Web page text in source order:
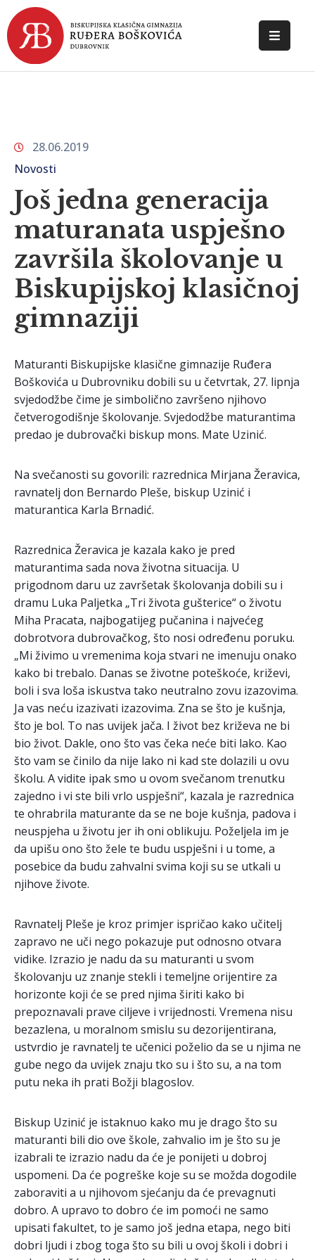
POČETNA
DOKUMENTI
KONTAKT
28.06.2019
Novosti
Još jedna generacija
maturanata uspješno
završila školovanje u
Biskupijskoj klasičnoj
gimnaziji
Maturanti Biskupijske klasične gimnazije Ruđera
Boškovića u Dubrovniku dobili su u četvrtak, 27. lipnja
svjedodžbe čime je simbolično završeno njihovo
četverogodišnje školovanje. Svjedodžbe maturantima
predao je dubrovački biskup mons. Mate Uzinić.
Na svečanosti su govorili: razrednica Mirjana Žeravica,
ravnatelj don Bernardo Pleše, biskup Uzinić i
maturantica Karla Brnadić.
Razrednica Žeravica je kazala kako je pred
maturantima sada nova životna situacija. U
prigodnom daru uz završetak školovanja dobili su i
dramu Luka Paljetka „Tri života gušterice“ o životu
Miha Pracata, najbogatijeg pučanina i najvećeg
dobrotvora dubrovačkog, što nosi određenu poruku.
„Mi živimo u vremenima koja stvari ne imenuju onako
kako bi trebalo. Danas se životne poteškoće, križevi,
boli i sva loša iskustva tako neutralno zovu izazovima.
Ja vas neću izazivati izazovima. Zna se što je kušnja,
što je bol. To nas uvijek jača. I život bez križeva ne bi
bio život. Dakle, ono što vas čeka neće biti lako. Kao
što vam se činilo da nije lako ni kad ste dolazili u ovu
školu. A vidite ipak smo u ovom svečanom trenutku
zajedno i vi ste bili vrlo uspješni“, kazala je razrednica
te ohrabrila maturante da se ne boje kušnja, padova i
neuspjeha u životu jer ih oni oblikuju. Poželjela im je
da upišu ono što žele te budu uspješni i u tome, a
posebice da budu zahvalni svima koji su se utkali u
njihove živote.
Ravnatelj Pleše je kroz primjer ispričao kako učitelj
zapravo ne uči nego pokazuje put odnosno otvara
vidike. Izrazio je nadu da su maturanti u svom
školovanju uz znanje stekli i temeljne orijentire za
horizonte koji će se pred njima širiti kako bi
prepoznavali prave ciljeve i vrijednosti. Vremena nisu
bezazlena, u moralnom smislu su dezorijentirana,
ustvrdio je ravnatelj te učenici poželio da se u njima ne
gube nego da uvijek znaju tko su i što su, a na tom
putu neka ih prati Božji blagoslov.
Biskup Uzinić je istaknuo kako mu je drago što su
maturanti bili dio ove škole, zahvalio im je što su je
izabrali te izrazio nadu da će je ponijeti u dobroj
uspomeni. Da će pogreške koje su se možda dogodile
zaboraviti a u njihovom sjećanju da će prevagnuti
dobro. A upravo to dobro će im pomoći ne samo
upisati fakultet, to je samo još jedna etapa, nego biti
dobri ljudi i zbog toga što su bili u ovoj školi i dobri i